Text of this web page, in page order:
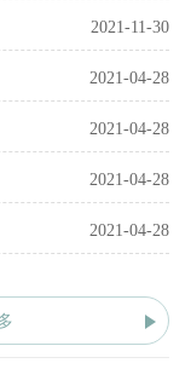
2021-11-30
2021-04-28
2021-04-28
2021-04-28
2021-04-28